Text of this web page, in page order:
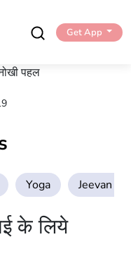
Get App
Yoga Jeevan
के लिये